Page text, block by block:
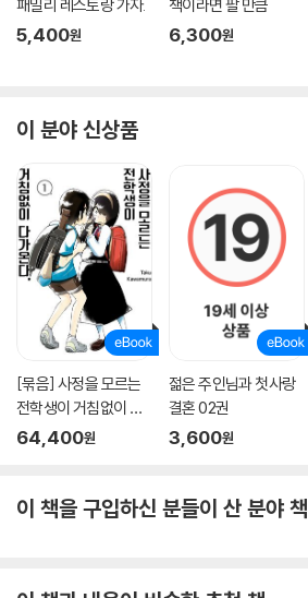
패밀리 레스토랑 가자.
5,400원
책이라면 팔 만큼
6,300원
이 분야 신상품
[묶음] 사정을 모르는
전학생이 거침없이 다
가온다. (총23권/미완
64,400원
젊은 주인님과 첫사랑
결혼 02권
3,600원
이 책을 구입하신 분들이 산 분야 책